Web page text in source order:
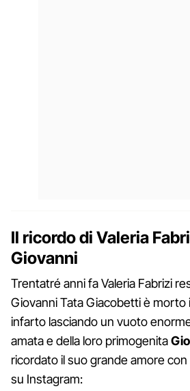
Il ricordo di Valeria
Giovanni
Trentatré anni fa Valeria Fabrizi
Giovanni Tata Giacobetti è morto
infarto lasciando un vuoto
amata e della loro primogenita
ricordato il suo grande amore
su Instagram: